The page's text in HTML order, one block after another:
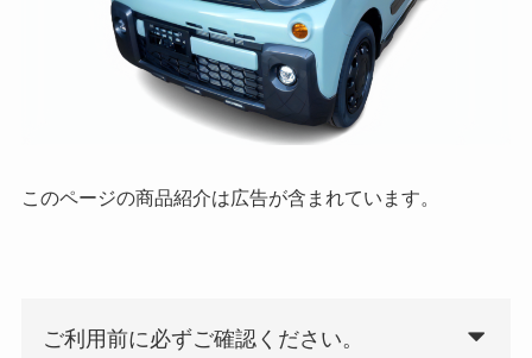
このページの商品紹介は広告が含まれています。
ご利用前に必ずご確認ください。